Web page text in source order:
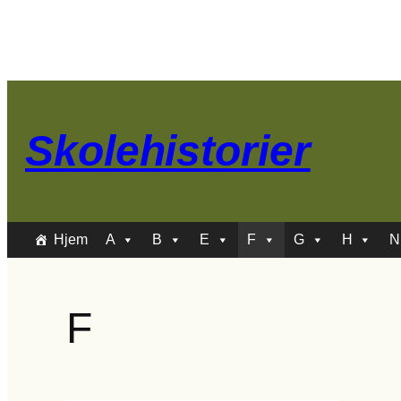
Skolehistorier
Hjem A B E F G H N
F